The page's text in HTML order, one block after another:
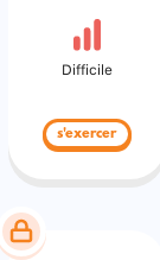
Difficile
s'exercer